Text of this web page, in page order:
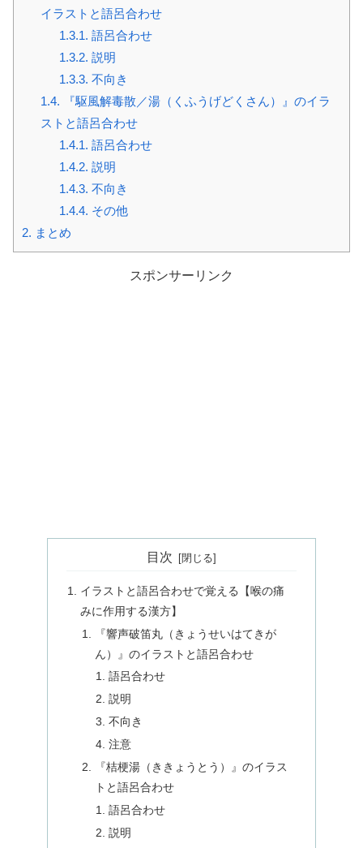
イラストと語呂合わせ
1.3.1. 語呂合わせ
1.3.2. 説明
1.3.3. 不向き
1.4. 『駆風解毒散／湯（くふうげどくさん）』のイラ
ストと語呂合わせ
1.4.1. 語呂合わせ
1.4.2. 説明
1.4.3. 不向き
1.4.4. その他
2. まとめ
スポンサーリンク
目次
イラストと語呂合わせで覚える【喉の痛
みに作用する漢方】
『響声破笛丸（きょうせいはてきが
ん）』のイラストと語呂合わせ
語呂合わせ
説明
不向き
注意
『桔梗湯（ききょうとう）』のイラス
トと語呂合わせ
語呂合わせ
説明